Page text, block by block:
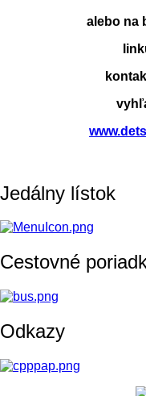
alebo na
Jedálny lístok
Cestovné
Odkazy